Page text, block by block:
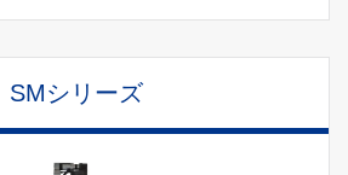
SMシリーズ